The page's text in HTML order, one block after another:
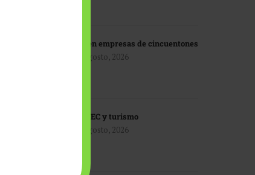
IA en empresas de cincuentones
3 agosto, 2026
TMEC y turismo
3 agosto, 2026